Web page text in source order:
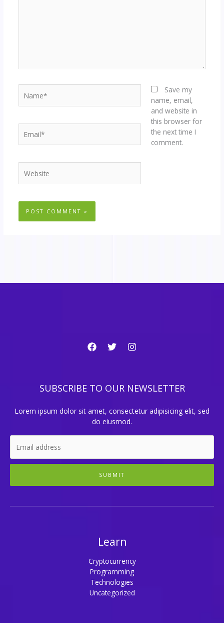
Save my
name, email,
and website in
this browser for
the next time I
comment.
SUBSCRIBE TO OUR NEWSLETTER
Lorem ipsum dolor sit amet, consectetur adipisicing elit, sed
do eiusmod.
SUBMIT
Learn
Cryptocurrency
Programming
Technologies
Uncategorized